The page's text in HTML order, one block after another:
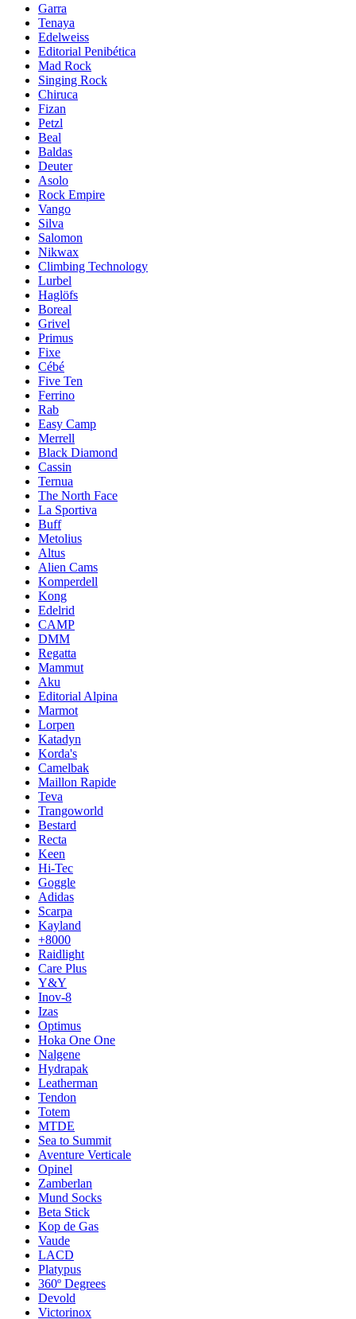
Garra
Tenaya
Edelweiss
Editorial Penibética
Mad Rock
Singing Rock
Chiruca
Fizan
Petzl
Beal
Baldas
Deuter
Asolo
Rock Empire
Vango
Silva
Salomon
Nikwax
Climbing Technology
Lurbel
Haglöfs
Boreal
Grivel
Primus
Fixe
Cébé
Five Ten
Ferrino
Rab
Easy Camp
Merrell
Black Diamond
Cassin
Ternua
The North Face
La Sportiva
Buff
Metolius
Altus
Alien Cams
Komperdell
Kong
Edelrid
CAMP
DMM
Regatta
Mammut
Aku
Editorial Alpina
Marmot
Lorpen
Katadyn
Korda's
Camelbak
Maillon Rapide
Teva
Trangoworld
Bestard
Recta
Keen
Hi-Tec
Goggle
Adidas
Scarpa
Kayland
+8000
Raidlight
Care Plus
Y&Y
Inov-8
Izas
Optimus
Hoka One One
Nalgene
Hydrapak
Leatherman
Tendon
Totem
MTDE
Sea to Summit
Aventure Verticale
Opinel
Zamberlan
Mund Socks
Beta Stick
Kop de Gas
Vaude
LACD
Platypus
360º Degrees
Devold
Victorinox